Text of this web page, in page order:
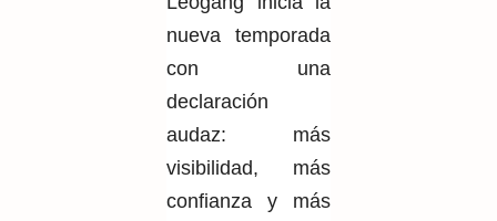
nueva temporada
con una
declaración
audaz: más
visibilidad, más
confianza y más